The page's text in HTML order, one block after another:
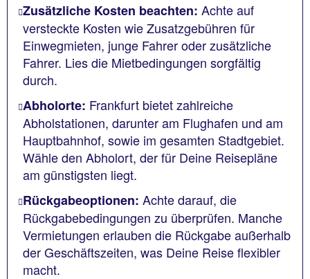
Zusätzliche Kosten beachten: Achte auf
versteckte Kosten wie Zusatzgebühren für
Einwegmieten, junge Fahrer oder zusätzliche
Fahrer. Lies die Mietbedingungen sorgfältig
durch.
Abholorte: Frankfurt bietet zahlreiche
Abholstationen, darunter am Flughafen und am
Hauptbahnhof, sowie im gesamten Stadtgebiet.
Wähle den Abholort, der für Deine Reisepläne
am günstigsten liegt.
Rückgabeoptionen: Achte darauf, die
Rückgabebedingungen zu überprüfen. Manche
Vermietungen erlauben die Rückgabe außerhalb
der Geschäftszeiten, was Deine Reise flexibler
macht.